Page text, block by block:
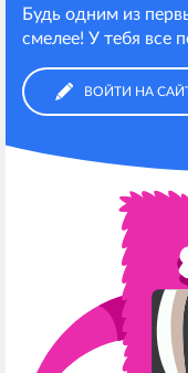
Будь одним из
смелее! У тебя все
ВОЙТИ НА